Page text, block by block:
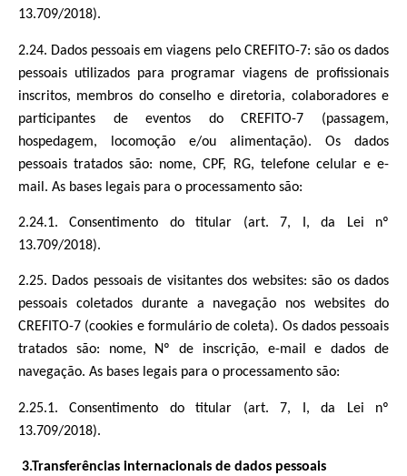
13.709/2018).
2.24. Dados pessoais em viagens pelo CREFITO-7: são os dados
pessoais utilizados para programar viagens de profissionais
inscritos, membros do conselho e diretoria, colaboradores e
participantes de eventos do CREFITO-7 (passagem,
hospedagem, locomoção e/ou alimentação). Os dados
pessoais tratados são: nome, CPF, RG, telefone celular e e-
mail. As bases legais para o processamento são:
2.24.1. Consentimento do titular (art. 7, I, da Lei nº
13.709/2018).
2.25. Dados pessoais de visitantes dos websites: são os dados
pessoais coletados durante a navegação nos websites do
CREFITO-7 (cookies e formulário de coleta). Os dados pessoais
tratados são: nome, Nº de inscrição, e-mail e dados de
navegação. As bases legais para o processamento são:
2.25.1. Consentimento do titular (art. 7, I, da Lei nº
13.709/2018).
3.Transferências internacionais de dados pessoais